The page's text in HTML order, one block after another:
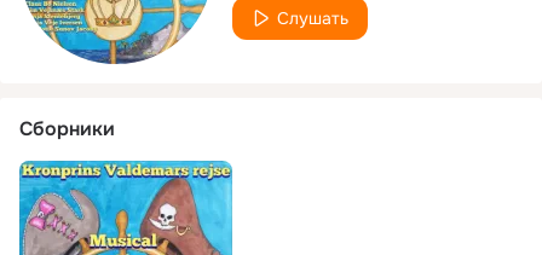
Слушать
Сборники